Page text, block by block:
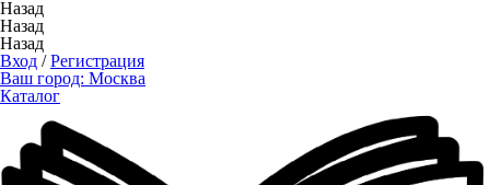
Назад
Назад
Назад
Вход /Регистрация
Ваш город: Москва
Каталог